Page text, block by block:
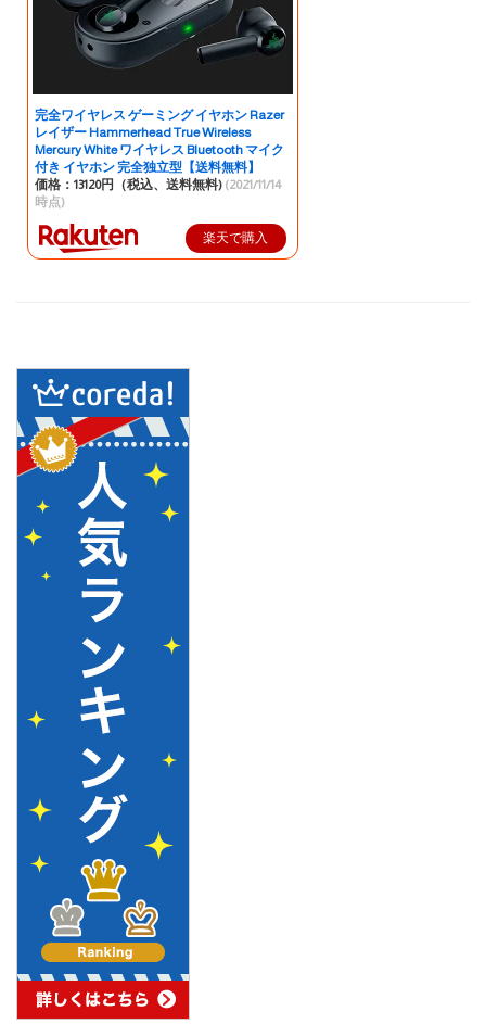
完全ワイヤレス ゲーミング イヤホン Razer
レイザー Hammerhead True Wireless
Mercury White ワイヤレス Bluetooth マイク
付き イヤホン 完全独立型【送料無料】
価格：13120円（税込、送料無料) (2021/11/14
時点)
楽天で購入